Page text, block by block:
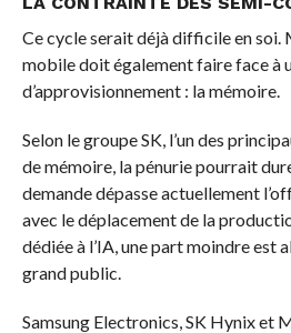
Ce cycle serait déjà difficile en soi.
mobile doit également faire face à
d’approvisionnement : la mémoire.
Selon le groupe SK, l’un des
de mémoire, la pénurie pourrait
demande dépasse actuellement
avec le déplacement de la
dédiée à l’IA, une part moindre est
grand public.
Samsung Electronics, SK Hynix et